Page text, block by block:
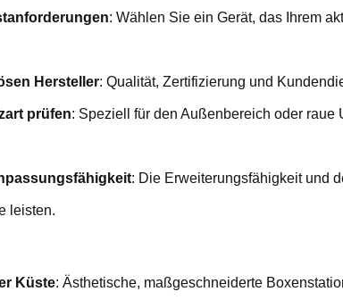
: Wählen Sie ein Gerät, das Ihrem
Hersteller: Qualität, Zertifizierung und
prüfen: Speziell für den Außenbereich oder
: Die Erweiterungsfähigkeit und
leisten.
Küste: Ästhetische, maßgeschneiderte